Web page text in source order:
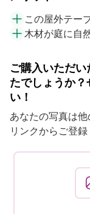
この屋外テー
木材が庭に自
ご購入いただ
たでしょうか
い！
あなたの写真は
リンクからご登録